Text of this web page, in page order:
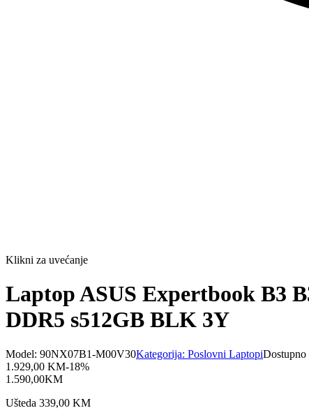
Klikni za uvećanje
Laptop ASUS Expertbook B3
DDR5 s512GB BLK 3Y
Model: 90NX07B1-M00V30Kategorija: Poslovni LaptopiDostupno
1.929,00 KM-18%
1.590,00KM
Ušteda 339,00 KM